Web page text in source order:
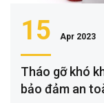
15 Apr 2023
Tháo gỡ khó
bảo đảm an